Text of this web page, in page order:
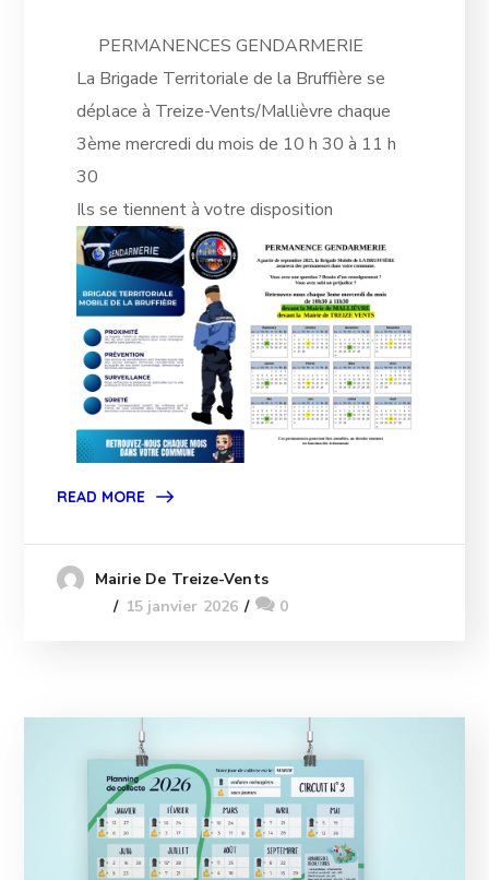
PERMANENCES GENDARMERIE
La Brigade Territoriale de la Bruffière se
déplace à Treize-Vents/Mallièvre chaque
3ème mercredi du mois de 10 h 30 à 11 h
30
Ils se tiennent à votre disposition
READ MORE
Mairie De Treize-Vents
15 janvier 2026
0